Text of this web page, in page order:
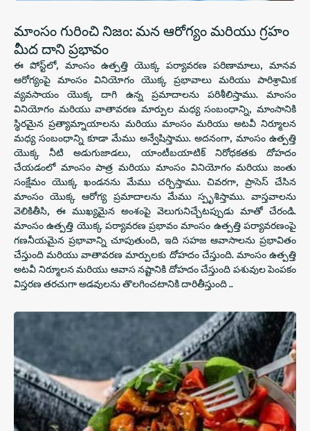
మాంసం గురించి నిజం: మన ఆరోగ్యం మరియు గ్రహం
మీద దాని ప్రభావం
ఈ పోస్ట్‌లో, మాంసం ఉత్పత్తి యొక్క పర్యావరణ పరిణామాలు, మానవ
ఆరోగ్యంపై మాంసం వినియోగం యొక్క ప్రభావాలు మరియు పారిశ్రామిక
వ్యవసాయం యొక్క దాగి ఉన్న ప్రమాదాలను పరిశీలిస్తాము. మాంసం
వినియోగం మరియు వాతావరణ మార్పుల మధ్య సంబంధాన్ని, మాంసానికి
స్థిరమైన ప్రత్యామ్నాయాలను మరియు మాంసం మరియు అటవీ నిర్మూలన
మధ్య సంబంధాన్ని కూడా మేము అన్వేషిస్తాము. అదనంగా, మాంసం ఉత్పత్తి
యొక్క నీటి అడుగుజాడలు, యాంటీబయాటిక్ నిరోధకతకు దోహదం
చేయడంలో మాంసం పాత్ర మరియు మాంసం వినియోగం మరియు జంతు
సంక్షేమం యొక్క ఖండనను మేము చర్చిస్తాము. చివరగా, ప్రాసెస్ చేసిన
మాంసం యొక్క ఆరోగ్య ప్రమాదాలను మేము స్పృశిస్తాము. వాస్తవాలను
వెలికితీసి, ఈ ముఖ్యమైన అంశంపై వెలుగునిచ్చేటప్పుడు మాతో చేరండి.
మాంసం ఉత్పత్తి యొక్క పర్యావరణ ప్రభావం మాంసం ఉత్పత్తి పర్యావరణంపై
గణనీయమైన ప్రభావాన్ని చూపుతుంది, ఇది సహజ ఆవాసాలను ప్రభావితం
చేస్తుంది మరియు వాతావరణ మార్పులకు దోహదం చేస్తుంది. మాంసం ఉత్పత్తి
అటవీ నిర్మూలన మరియు ఆవాస నష్టానికి దోహదం చేస్తుంది పశువుల పెంపకం
విస్తరణ తరచుగా అడవులను తొలగించటానికి దారితీస్తుంది ..